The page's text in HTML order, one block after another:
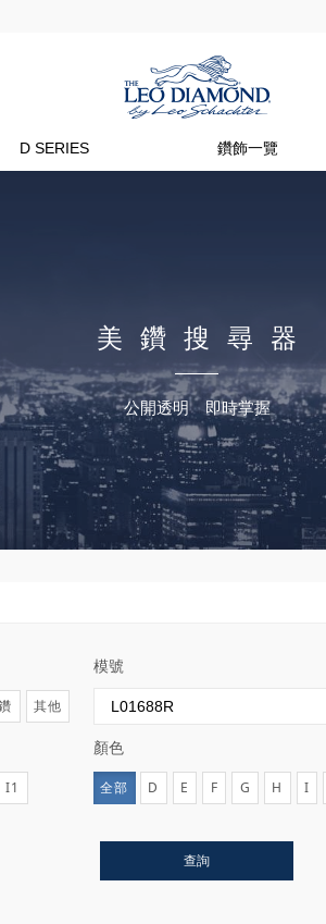
D SERIES 鑽飾一覽
美鑽搜尋器
公開透明 即時掌握
其他
模號
I1
顏色
全部 D E F G H I
查詢